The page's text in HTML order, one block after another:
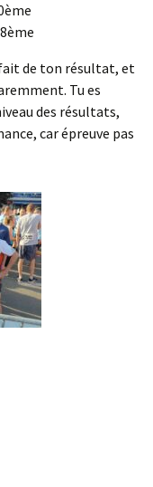
de ton résultat, et
Tu es
des résultats,
car épreuve pas